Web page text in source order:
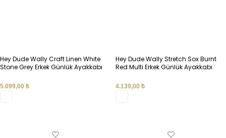
Hey Dude Wally Craft Linen White
Stone Grey Erkek Günlük Ayakkabı
5.099,00 ₺
Hey Dude Wally Stretch Sox Burnt
Red Multi Erkek Günlük Ayakkabı
4.139,00 ₺